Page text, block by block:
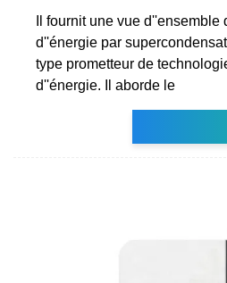
Il fournit une vue d''ensemble
d''énergie par
type prometteur de
d''énergie. Il aborde le